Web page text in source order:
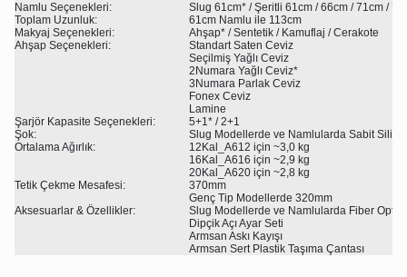
Namlu Seçenekleri:
Slug 61cm* / Şeritli 61cm / 66cm / 71cm /
Toplam Uzunluk:
61cm Namlu ile 113cm
Makyaj Seçenekleri:
Ahşap* / Sentetik / Kamuflaj / Cerakote
Ahşap Seçenekleri:
Standart Saten Ceviz
Seçilmiş Yağlı Ceviz
2Numara Yağlı Ceviz*
3Numara Parlak Ceviz
Fonex Ceviz
Lamine
Şarjör Kapasite Seçenekleri:
5+1* / 2+1
Şok:
Slug Modellerde ve Namlularda Sabit
Ortalama Ağırlık:
12Kal_A612 için ~3,0 kg
16Kal_A616 için ~2,9 kg
20Kal_A620 için ~2,8 kg
Tetik Çekme Mesafesi:
370mm
Genç Tip Modellerde 320mm
Aksesuarlar & Özellikler:
Slug Modellerde ve Namlularda Fiber Optik
Dipçik Açı Ayar Seti
Armsan Askı Kayışı
Armsan Sert Plastik Taşıma Çantası